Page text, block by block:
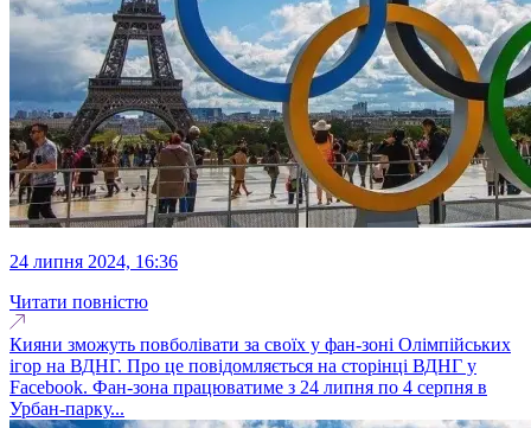
24 липня 2024, 16:36
Читати повністю
Кияни зможуть повболівати за своїх у фан-зоні Олімпійських
ігор на ВДНГ. Про це повідомляється на сторінці ВДНГ у
Facebook. Фан-зона працюватиме з 24 липня по 4 серпня в
Урбан-парку...